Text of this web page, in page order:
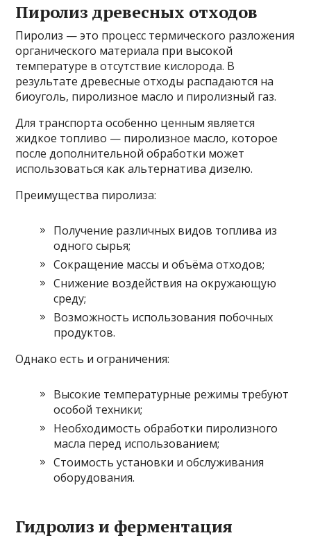
Пиролиз древесных отходов
Пиролиз — это процесс термического разложения
органического материала при высокой
температуре в отсутствие кислорода. В
результате древесные отходы распадаются на
биоуголь, пиролизное масло и пиролизный газ.
Для транспорта особенно ценным является
жидкое топливо — пиролизное масло, которое
после дополнительной обработки может
использоваться как альтернатива дизелю.
Преимущества пиролиза:
Получение различных видов топлива из
одного сырья;
Сокращение массы и объёма отходов;
Снижение воздействия на окружающую
среду;
Возможность использования побочных
продуктов.
Однако есть и ограничения:
Высокие температурные режимы требуют
особой техники;
Необходимость обработки пиролизного
масла перед использованием;
Стоимость установки и обслуживания
оборудования.
Гидролиз и ферментация